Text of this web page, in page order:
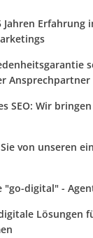
Jahren Erfahrung
Ansprechpartner
SEO: Wir
von unseren
"go-digital" -
Lösungen